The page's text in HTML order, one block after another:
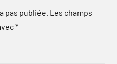
pas publiée. Les champs
*